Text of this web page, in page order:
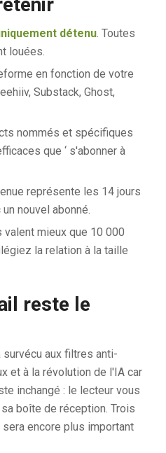
détenu. Toutes
louées.
en fonction de votre
Substack, Ghost,
nommés et spécifiques
que ‘ s'abonner à
représente les 14 jours
nouvel abonné.
mieux que 10 000
la relation à la taille
reste le
survécu aux filtres anti-
et à la révolution de l'IA car
inchangé : le lecteur vous
boîte de réception. Trois
encore plus important